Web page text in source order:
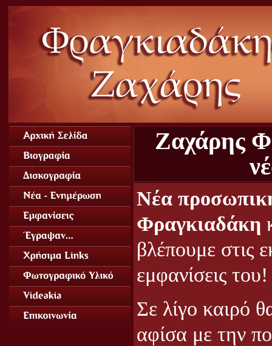
Ζαχάρης
Νέα
Φραγκιαδάκη
βλέπουμε στις
εμφανίσεις του!
Σε λίγο καιρό
αφίσα με την